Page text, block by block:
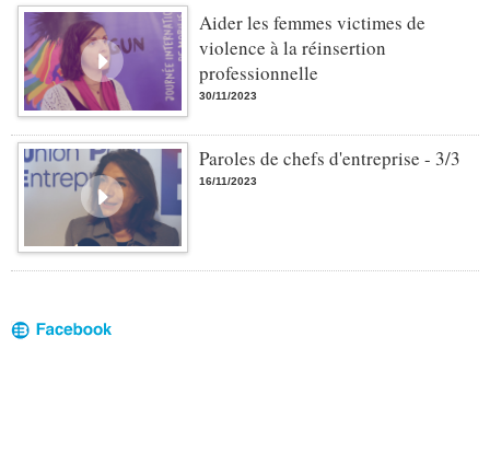
Aider les femmes victimes de
violence à la réinsertion
professionnelle
30/11/2023
Paroles de chefs d'entreprise - 3/3
16/11/2023